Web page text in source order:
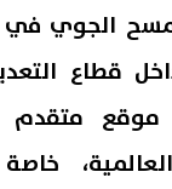
الجوي في
قطاع
متقدم